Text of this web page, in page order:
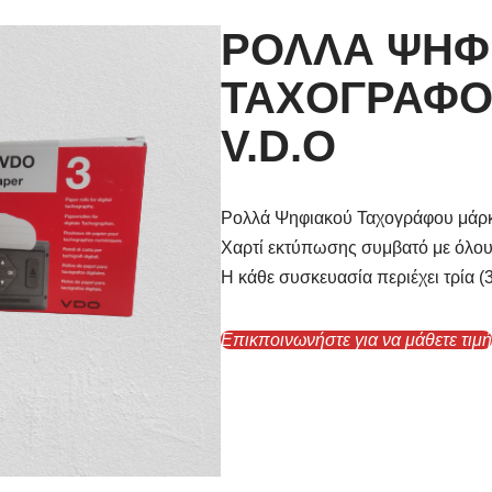
ΡΟΛΛΑ
V.D.O
Ρολλά Ψηφιακού Ταχογράφου
Χαρτί εκτύπωσης συμβατό με
Η κάθε συσκευασία περιέχει τρία
Επικποινωνήστε για να μάθετε τιμή